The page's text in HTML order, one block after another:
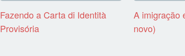
Fazendo a Carta di Identità
Provisória
A imigração
novo)